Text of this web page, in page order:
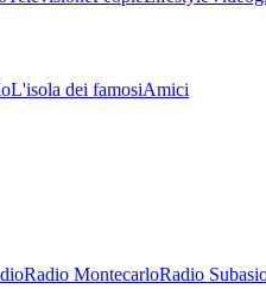
L'isola dei famosiAmici
Radio MontecarloRadio